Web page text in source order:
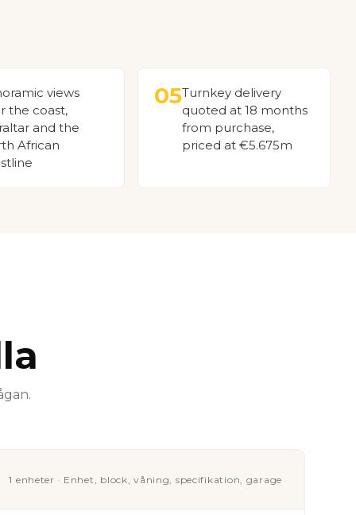
views
the coast,
and the
African
05Turnkey delivery
quoted at 18 months
from purchase,
priced at €5.675m
1 enheter · Enhet, block, våning, specifikation, garage